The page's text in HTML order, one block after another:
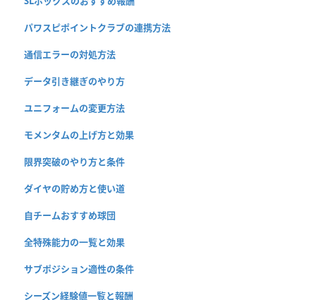
パワスピポイントクラブの連携方法
通信エラーの対処方法
データ引き継ぎのやり方
ユニフォームの変更方法
モメンタムの上げ方と効果
限界突破のやり方と条件
ダイヤの貯め方と使い道
自チームおすすめ球団
全特殊能力の一覧と効果
サブポジション適性の条件
シーズン経験値一覧と報酬